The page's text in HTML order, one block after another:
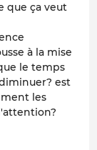
que ça veut
à la mise
le temps
est
les